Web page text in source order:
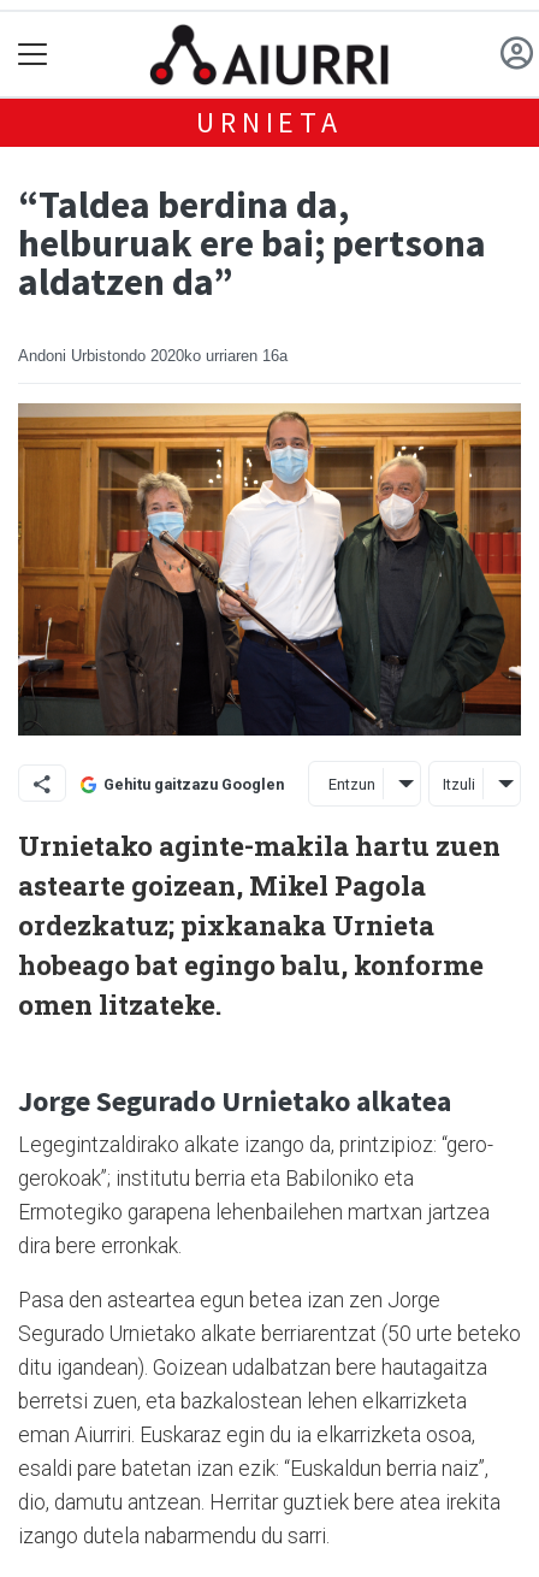
URNIETA
“Taldea berdina da,
helburuak ere bai; pertsona
aldatzen da”
Andoni Urbistondo 2020ko urriaren 16a
Gehitu gaitzazu Googlen Entzun Itzuli
Urnietako aginte-makila hartu zuen
astearte goizean, Mikel Pagola
ordezkatuz; pixkanaka Urnieta
hobeago bat egingo balu, konforme
omen litzateke.
Jorge Segurado Urnietako alkatea
Legegintzaldirako alkate izango da, printzipioz: “gero-
gerokoak”; institutu berria eta Babiloniko eta
Ermotegiko garapena lehenbailehen martxan jartzea
dira bere erronkak.
Pasa den asteartea egun betea izan zen Jorge
Segurado Urnietako alkate berriarentzat (50 urte beteko
ditu igandean). Goizean udalbatzan bere hautagaitza
berretsi zuen, eta bazkalostean lehen elkarrizketa
eman Aiurriri. Euskaraz egin du ia elkarrizketa osoa,
esaldi pare batetan izan ezik: “Euskaldun berria naiz”,
dio, damutu antzean. Herritar guztiek bere atea irekita
izango dutela nabarmendu du sarri.